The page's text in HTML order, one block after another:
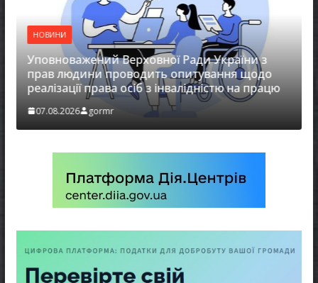
НОВИНИ
Уповноважений Верховної Ради України з
прав людини проводить опитування щодо
реалізації права осіб з інвалідністю на працю
07.08.2026 gormr